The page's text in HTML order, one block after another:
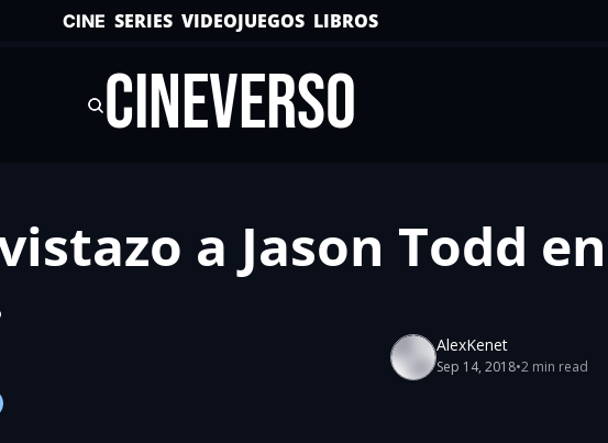
CINE SERIES VIDEOJUEGOS LIBROS
CINEVERSO
a Jason Todd en
AlexKenet
Sep 14, 2018•2 min read